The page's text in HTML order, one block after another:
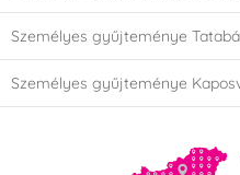
Személyes gyűjteménye
Személyes gyűjteménye